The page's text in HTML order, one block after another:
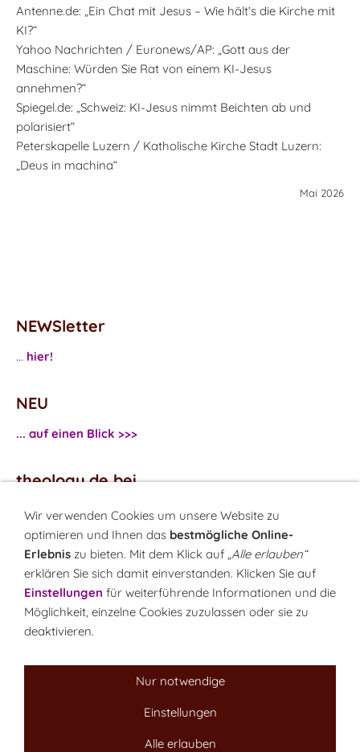
Antenne.de: „Ein Chat mit Jesus – Wie hält’s die Kirche mit
KI?“
Yahoo Nachrichten / Euronews/AP: „Gott aus der
Maschine: Würden Sie Rat von einem KI-Jesus
annehmen?“
Spiegel.de: „Schweiz: KI-Jesus nimmt Beichten ab und
polarisiert“
Peterskapelle Luzern / Katholische Kirche Stadt Luzern:
„Deus in machina“
Mai 2026
NEWSletter
... hier!
NEU
... auf einen Blick >>>
theology.de bei
...Facebook
...Twitter
Monatsrätsel
Rätseln & Gewinnen!
LINK-Hinweis
Über unsKontakt
Wir verwenden Cookies um unsere Website zu
optimieren und Ihnen das bestmögliche Online-
Erlebnis zu bieten. Mit dem Klick auf „Alle erlauben“
erklären Sie sich damit einverstanden. Klicken Sie auf
Einstellungen für weiterführende Informationen und die
Möglichkeit, einzelne Cookies zuzulassen oder sie zu
deaktivieren.
Nur notwendige
Einstellungen
Alle erlauben